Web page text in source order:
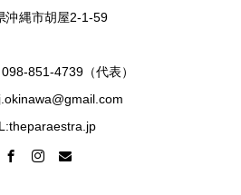
沖縄市胡屋2-1-59
851-4739（代表）